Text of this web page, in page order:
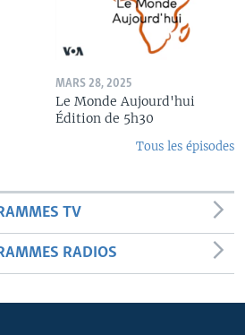
MARS 28, 2025
Le Monde Aujourd'hui
Édition de 5h30
Tous les épisodes
TV
RADIOS